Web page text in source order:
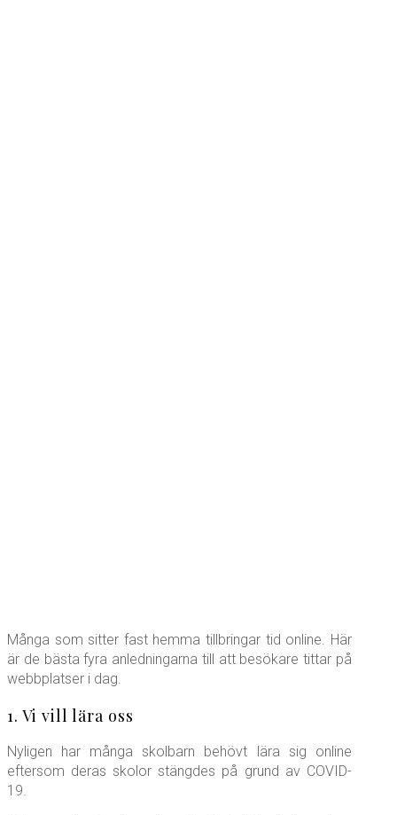
Många som sitter fast hemma tillbringar tid online. Här
är de bästa fyra anledningarna till att besökare tittar på
webbplatser i dag.
1. Vi vill lära oss
Nyligen har många skolbarn behövt lära sig online
eftersom deras skolor stängdes på grund av COVID-
19.